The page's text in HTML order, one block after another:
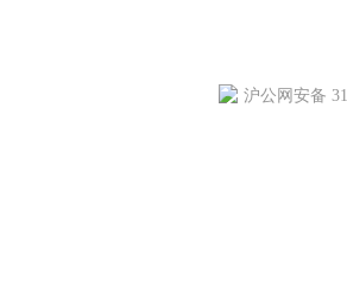
沪公网安备